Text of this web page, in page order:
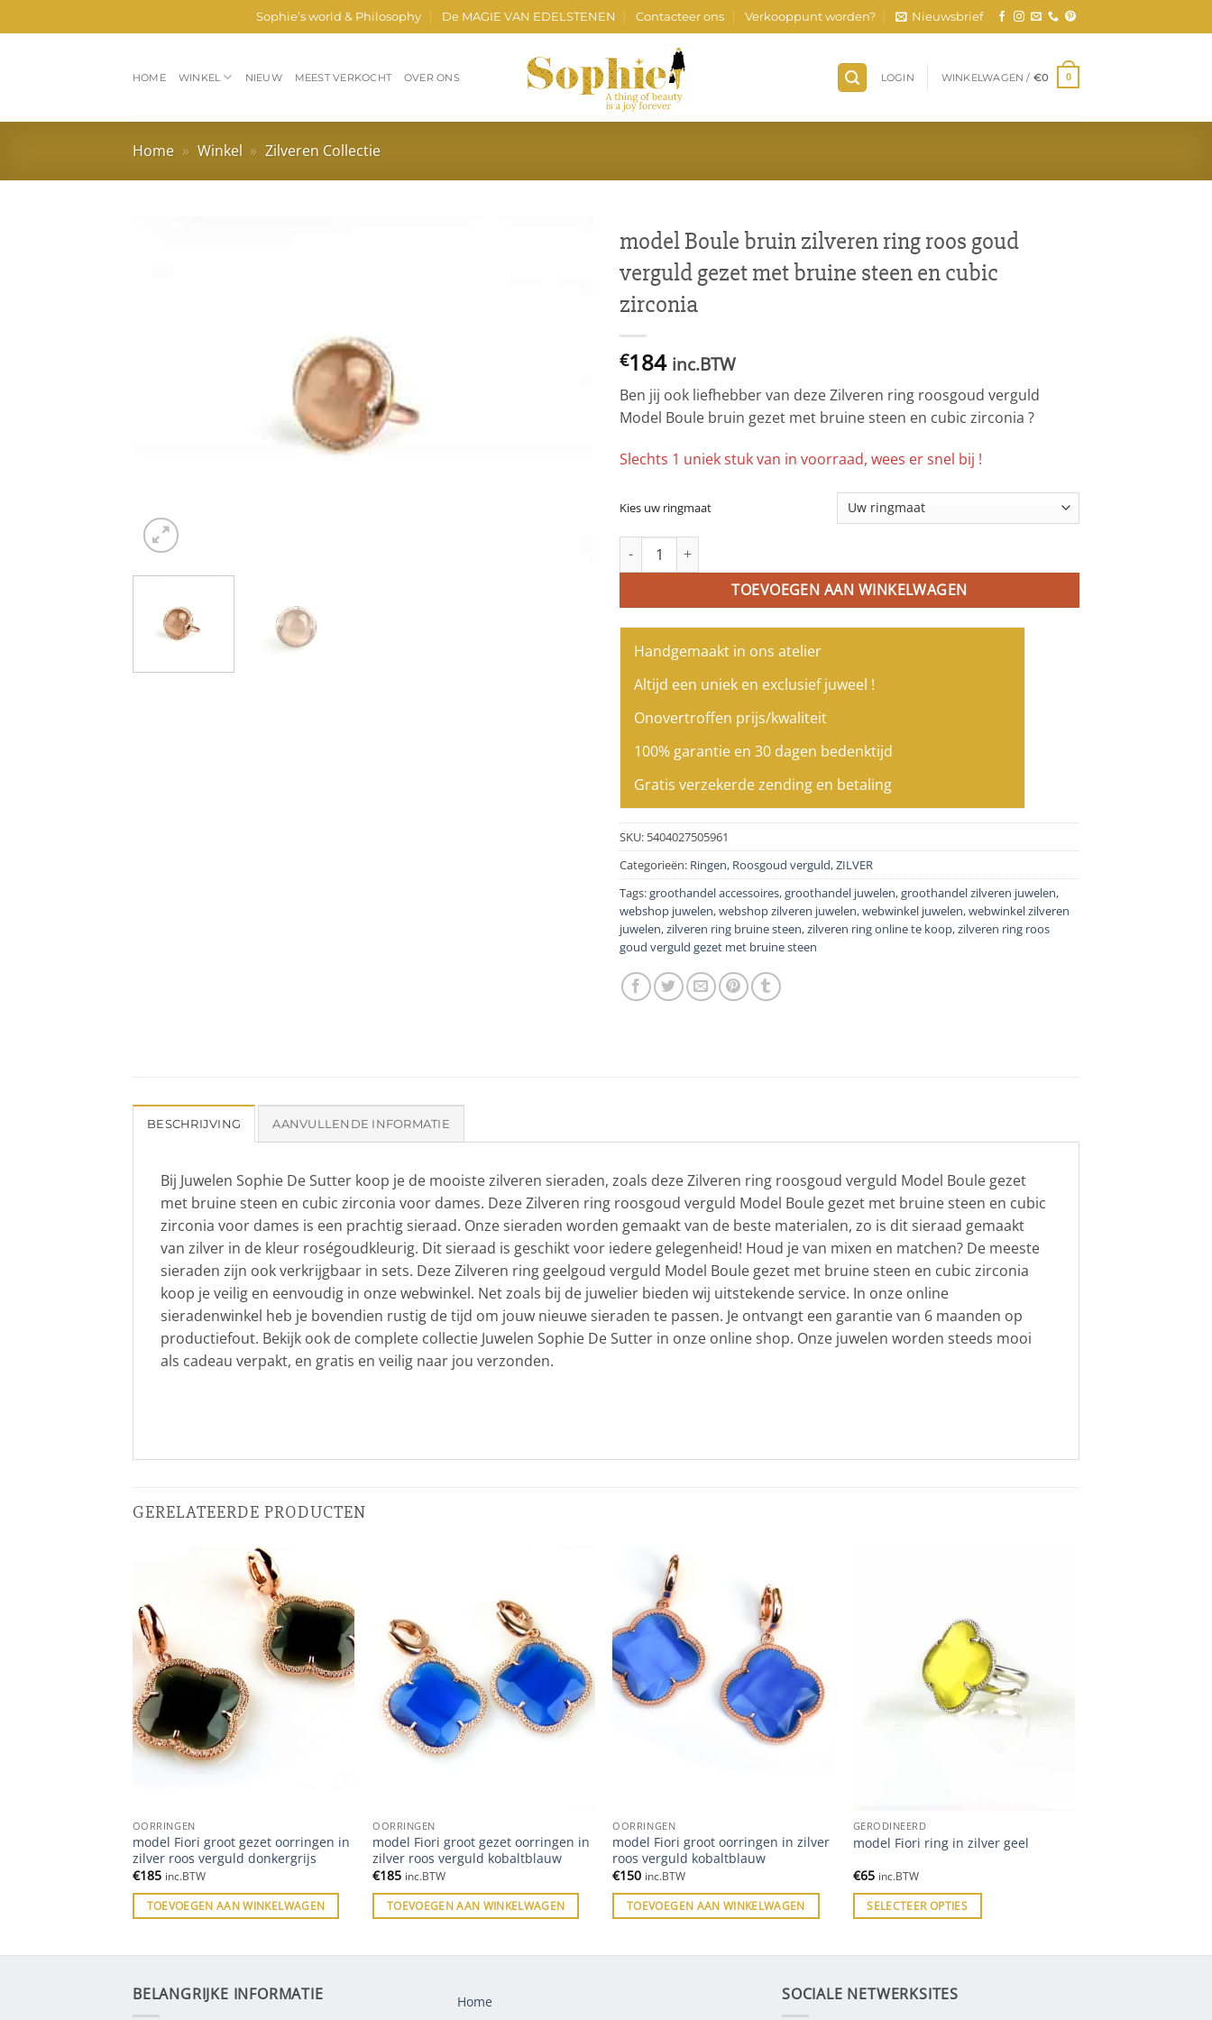
naar
Sophie’s world & Philosophy De MAGIE VAN EDELSTENEN Contacteer ons Verkooppunt worden? Nieuwsbrief
HOME WINKEL NIEUW MEEST VERKOCHT OVER ONS LOGIN WINKELWAGEN / €0 0
Home » Winkel » Zilveren Collectie
model Boule bruin zilveren ring roos goud
verguld gezet met bruine steen en cubic
zirconia
€184 inc.BTW
Ben jij ook liefhebber van deze Zilveren ring roosgoud verguld
Model Boule bruin gezet met bruine steen en cubic zirconia ?
Slechts 1 uniek stuk van in voorraad, wees er snel bij !
Kies uw ringmaat
model Boule bruin zilveren ring roos goud verguld gezet met bruine steen en cubic zirconia
TOEVOEGEN AAN WINKELWAGEN
Handgemaakt in ons atelier
Altijd een uniek en exclusief juweel !
Onovertroffen prijs/kwaliteit
100% garantie en 30 dagen bedenktijd
Gratis verzekerde zending en betaling
SKU: 5404027505961
Categorieën: Ringen, Roosgoud verguld,ZILVER
Tags:groothandel accessoires,groothandel juwelen,groothandel zilveren juwelen,
webshop juwelen,webshop zilveren juwelen,webwinkel juwelen,webwinkel zilveren
juwelen,zilveren ring bruine steen,zilveren ring online te koop,zilveren ring roos
goud verguld gezet met bruine steen
BESCHRIJVING AANVULLENDE INFORMATIE
Bij Juwelen Sophie De Sutter koop je de mooiste zilveren sieraden, zoals deze Zilveren ring roosgoud verguld Model Boule gezet
met bruine steen en cubic zirconia voor dames. Deze Zilveren ring roosgoud verguld Model Boule gezet met bruine steen en cubic
zirconia voor dames is een prachtig sieraad. Onze sieraden worden gemaakt van de beste materialen, zo is dit sieraad gemaakt
van zilver in de kleur roségoudkleurig. Dit sieraad is geschikt voor iedere gelegenheid! Houd je van mixen en matchen? De meeste
sieraden zijn ook verkrijgbaar in sets. Deze Zilveren ring geelgoud verguld Model Boule gezet met bruine steen en cubic zirconia
koop je veilig en eenvoudig in onze webwinkel. Net zoals bij de juwelier bieden wij uitstekende service. In onze online
sieradenwinkel heb je bovendien rustig de tijd om jouw nieuwe sieraden te passen. Je ontvangt een garantie van 6 maanden op
productiefout. Bekijk ook de complete collectie Juwelen Sophie De Sutter in onze online shop. Onze juwelen worden steeds mooi
als cadeau verpakt, en gratis en veilig naar jou verzonden.
GERELATEERDE PRODUCTEN
OORRINGEN
model Fiori groot gezet oorringen in
zilver roos verguld donkergrijs
€185 inc.BTW
TOEVOEGEN AAN WINKELWAGEN
OORRINGEN
model Fiori groot gezet oorringen in
zilver roos verguld kobaltblauw
€185 inc.BTW
TOEVOEGEN AAN WINKELWAGEN
OORRINGEN
model Fiori groot oorringen in zilver
roos verguld kobaltblauw
€150 inc.BTW
TOEVOEGEN AAN WINKELWAGEN
GERODINEERD
model Fiori ring in zilver geel
€65 inc.BTW
SELECTEER OPTIES
BELANGRIJKE INFORMATIE Home SOCIALE NETWERKSITES